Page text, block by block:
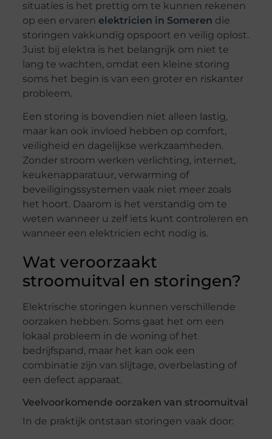
situaties is het prettig om te kunnen rekenen
op een ervaren elektricien in Someren die
storingen vakkundig opspoort en veilig oplost.
Juist bij elektra is het belangrijk om niet te
lang te wachten, omdat een kleine storing
soms het begin is van een groter en riskanter
probleem.
Een storing is bovendien niet alleen lastig,
maar kan ook invloed hebben op comfort,
veiligheid en dagelijkse werkzaamheden.
Zonder stroom werken verlichting, internet,
keukenapparatuur, verwarming of
beveiligingssystemen vaak niet meer zoals
het hoort. Daarom is het verstandig om te
weten wanneer u zelf iets kunt controleren en
wanneer een elektricien echt nodig is.
Wat veroorzaakt
stroomuitval en storingen?
Elektrische storingen kunnen verschillende
oorzaken hebben. Soms gaat het om een
lokaal probleem in de woning of het
bedrijfspand, maar het kan ook een
combinatie zijn van slijtage, overbelasting of
een defect apparaat.
Veelvoorkomende oorzaken van stroomuitval
In de praktijk ontstaan storingen vaak door: